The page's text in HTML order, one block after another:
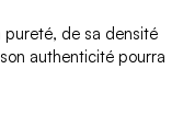
pureté, de sa densité
authenticité pourra